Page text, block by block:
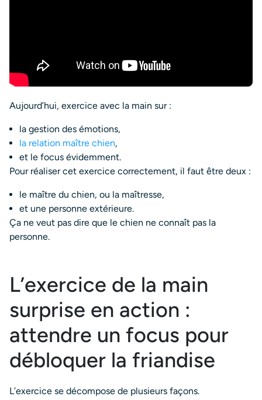
Aujourd’hui, exercice avec la main sur :
la gestion des émotions,
la relation maître chien,
et le focus évidemment.
Pour réaliser cet exercice correctement, il faut être deux :
le maître du chien, ou la maîtresse,
et une personne extérieure.
Ça ne veut pas dire que le chien ne connaît pas la
personne.
L’exercice de la main
surprise en action :
attendre un focus pour
débloquer la friandise
L’exercice se décompose de plusieurs façons.